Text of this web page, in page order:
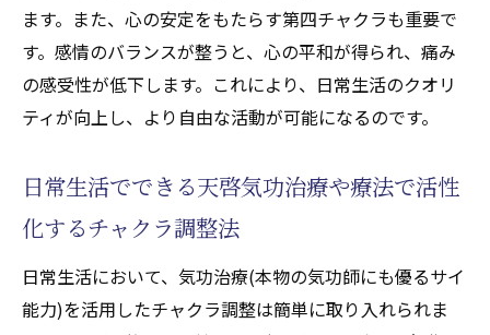
ます。また、心の安定をもたらす第四チャクラも重要で
す。感情のバランスが整うと、心の平和が得られ、痛み
の感受性が低下します。これにより、日常生活のクオリ
ティが向上し、より自由な活動が可能になるのです。
日常生活でできる天啓気功治療や療法で活性
化するチャクラ調整法
日常生活において、気功治療(本物の気功師にも優るサイ
能力)を活用したチャクラ調整は簡単に取り入れられま